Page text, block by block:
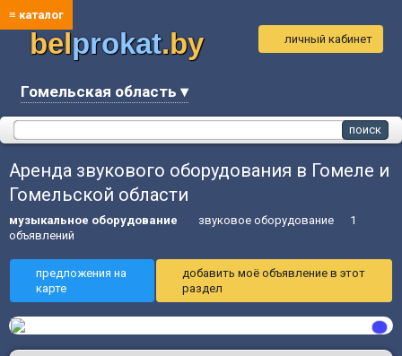
≡ каталог
belprokat.by
Гомельская область ▾
личный кабинет
Аренда звукового оборудования в Гомеле и
Гомельской области
музыкальное оборудование звуковое оборудование
1
объявлений
предложения на
карте
добавить моё объявление в этот
раздел